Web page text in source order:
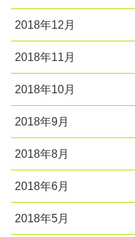
2018年12月
2018年11月
2018年10月
2018年9月
2018年8月
2018年6月
2018年5月